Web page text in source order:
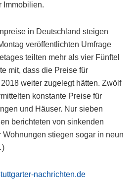
Immobilien.
in Deutschland steigen
veröffentlichten Umfrage
teilten mehr als vier Fünftel
mit, dass die Preise für
weiter zugelegt hätten. Zwölf
konstante Preise für
und Häuser. Nur sieben
berichteten von sinkenden
Wohnungen stiegen sogar in neun
nachrichten.de